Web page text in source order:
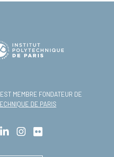
MEMBRE FONDATEUR DE
DE PARIS